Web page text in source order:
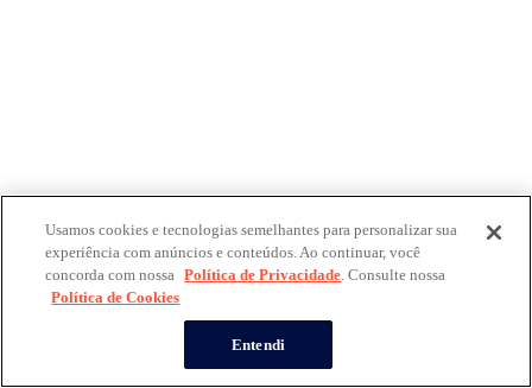
Usamos cookies e tecnologias semelhantes para personalizar sua
experiência com anúncios e conteúdos. Ao continuar, você
concorda com nossa Política de Privacidade. Consulte nossa
Política de Cookies
Entendi